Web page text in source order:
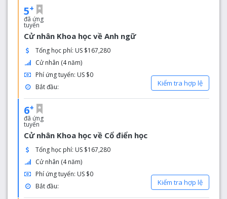
5+
đã ứng
tuyển
Cử nhân Khoa học về Anh ngữ
Tổng học phí: US $167,280
Cử nhân (4 năm)
Phí ứng tuyển: US $0
Bắt đầu:
Kiểm tra hợp lệ
6+
đã ứng
tuyển
Cử nhân Khoa học về Cổ điển học
Tổng học phí: US $167,280
Cử nhân (4 năm)
Phí ứng tuyển: US $0
Bắt đầu:
Kiểm tra hợp lệ